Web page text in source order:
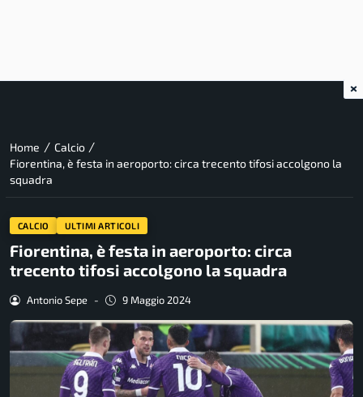
Home / Calcio /
Fiorentina, è festa in aeroporto: circa trecento tifosi accolgono la
squadra
CALCIO ULTIMI ARTICOLI
Fiorentina, è festa in aeroporto: circa
trecento tifosi accolgono la squadra
Antonio Sepe - 9 Maggio 2024
×